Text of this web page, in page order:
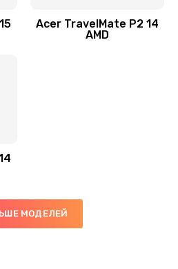
руб.
экрана
Acer TravelMate P2 14
AMD
МОДЕЛЕЙ